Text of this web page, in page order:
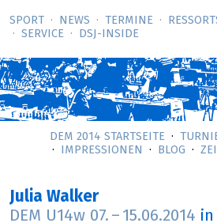
SPORT NEWS TERMINE
SERVICE
DSJ-­INSIDE
DEM 2014 STARTSEITE
IMPRESSIONEN
BLOG
Julia Walker
DEM U14w 07. – 15.06.2014 in